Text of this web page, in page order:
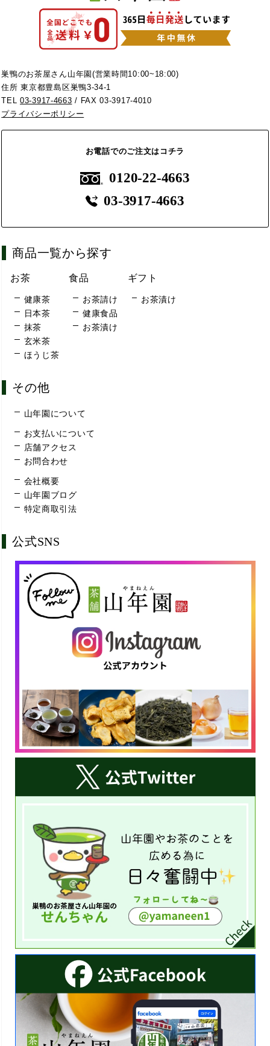
巣鴨のお茶屋さん山年園(営業時間10:00~18:00)
住所 東京都豊島区巣鴨3-34-1
TEL03-3917-4663 / FAX 03-3917-4010
プライバシーポリシー
お電話でのご注文はコチラ
0120-22-4663
03-3917-4663
商品一覧から探す
お茶
健康茶
日本茶
抹茶
玄米茶
ほうじ茶
食品
お茶請け
健康食品
お茶漬け
ギフト
お茶漬け
その他
山年園について
お支払いについて
店舗アクセス
お問合わせ
会社概要
山年園ブログ
特定商取引法
公式SNS